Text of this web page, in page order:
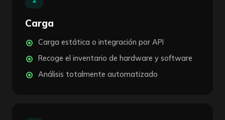
Carga
Carga estática o integración por API
Recoge el inventario de hardware y software
Análisis totalmente automatizado